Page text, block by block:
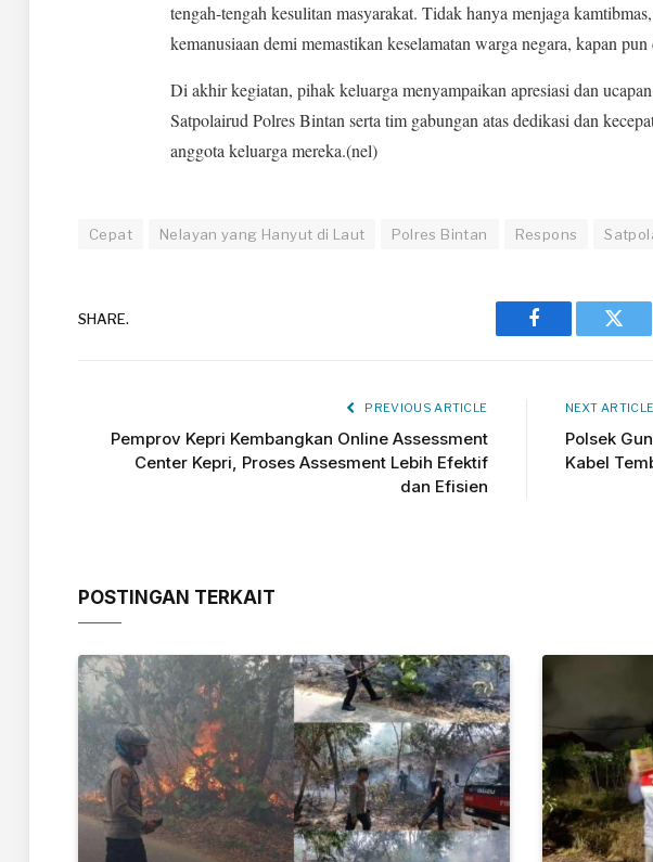
tengah-tengah kesulitan masyarakat. Tidak hanya menjaga
kemanusiaan demi memastikan keselamatan warga negara, kapan
Di akhir kegiatan, pihak keluarga menyampaikan apresiasi dan
Satpolairud Polres Bintan serta tim gabungan atas dedikasi dan
anggota keluarga mereka.(nel)
Cepat Nelayan yang Hanyut di Laut Polres Bintan Respons
SHARE.
Facebook
PREVIOUS ARTICLE
Pemprov Kepri Kembangkan Online Assessment
Center Kepri, Proses Assesment Lebih Efektif
dan Efisien
NEXT ARTICLE
Polsek
Kabel
POSTINGAN TERKAIT